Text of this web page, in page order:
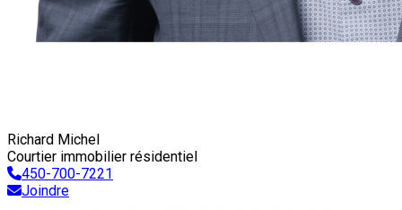
Richard Michel
Courtier immobilier résidentiel
450-700-7221
Joindre